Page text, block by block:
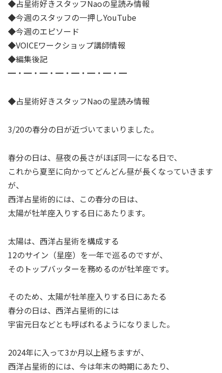
◆占星術好きスタッフNaoの星読み情報
◆今週のスタッフの一押しYouTube
◆今週のエピソード
◆VOICEワークショップ講師情報
◆編集後記
━・━・━・━・━・━・━・━
◆占星術好きスタッフNaoの星読み情報
3/20の春分の日が近づいてまいりました。
春分の日は、昼夜の長さがほぼ同一になる日で、
これから夏至に向かってどんどん昼が長くなっていきます
が、
西洋占星術的には、この春分の日は、
太陽が牡羊座入りする日にあたります。
太陽は、西洋占星術を構成する
12のサイン（星座）を一年で巡るのですが、
そのトップバッターを務めるのが牡羊座です。
そのため、太陽が牡羊座入りする日にあたる
春分の日は、西洋占星術的には
宇宙元日などとも呼ばれるようになりました。
2024年に入って3か月以上経ちますが、
西洋占星術的には、今は年末の時期にあたり、